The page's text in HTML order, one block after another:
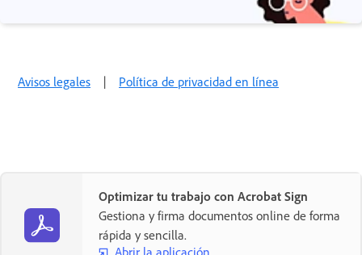
Avisos legales | Política de privacidad en línea
Optimizar tu trabajo con Acrobat Sign
Gestiona y firma documentos online de forma
rápida y sencilla.